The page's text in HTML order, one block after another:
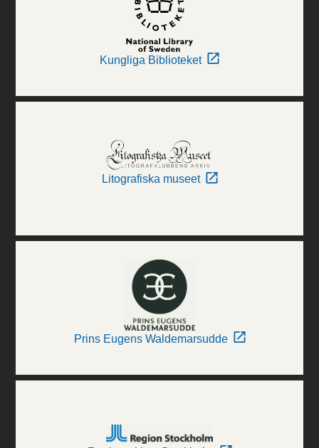
Kungliga Biblioteket
Litografiska museet
Prins Eugens Waldemarsudde